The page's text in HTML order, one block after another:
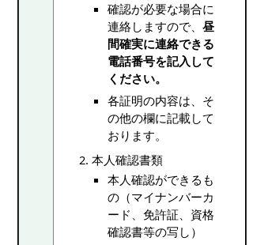
確認が必要な場合に
連絡しますので、昼
間確実に連絡できる
電話番号を記入して
ください。
各証明の内容は、そ
の他の欄に記載して
おります。
本人確認書類
本人確認ができるも
の（マイナンバーカ
ード、免許証、資格
確認書等の写し）